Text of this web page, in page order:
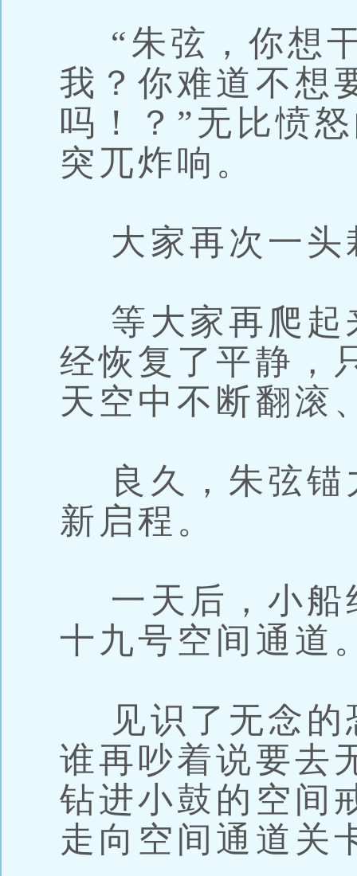
“朱弦，你想
我？你难道不想
吗！？”无比愤
突兀炸响。
大家再次一头
等大家再爬起
经恢复了平静，
天空中不断翻滚
良久，朱弦锚
新启程。
一天后，小船
十九号空间通道
见识了无念的
谁再吵着说要去
钻进小鼓的空间
走向空间通道关